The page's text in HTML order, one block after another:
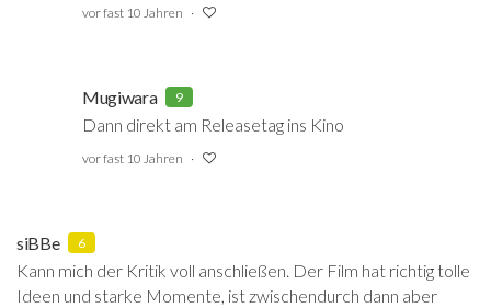
vor fast 10 Jahren
Mugiwara 9
Dann direkt am Releasetag ins Kino
vor fast 10 Jahren
siBBe 6
Kann mich der Kritik voll anschließen. Der Film hat richtig tolle
Ideen und starke Momente, ist zwischendurch dann aber